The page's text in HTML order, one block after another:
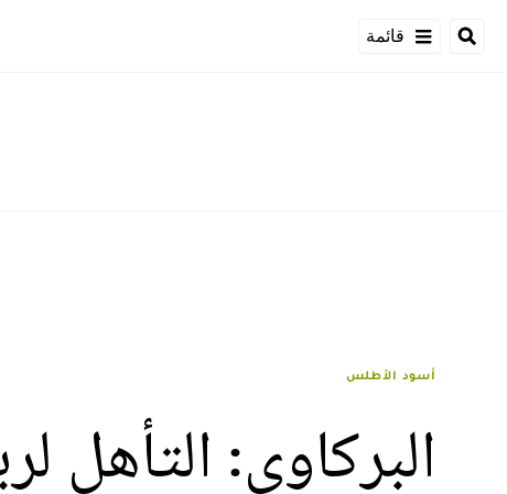
قائمة
أسود الأطلس
البركاوي: التأهل